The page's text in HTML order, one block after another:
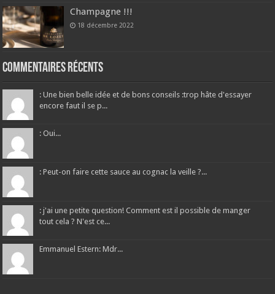
Champagne !!!
18 décembre 2022
Commentaires récents
: Une bien belle idée et de bons conseils :trop hâte d'essayer
encore faut il se p...
: Oui...
: Peut-on faire cette sauce au cognac la veille ?...
: j'ai une petite question! Comment est il possible de manger
tout cela ? N'est ce...
Emmanuel Estern: Mdr...